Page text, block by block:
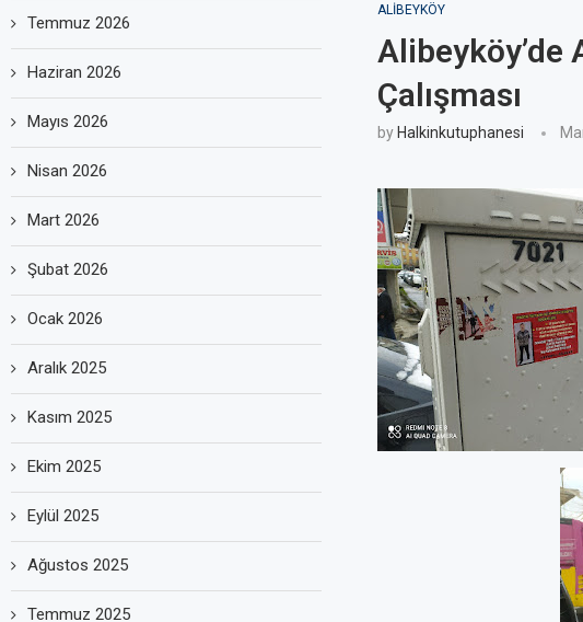
ALIBEYKÖY
Alibeyköy’de
Çalışması
byHalkinkutuphanesi
Temmuz 2026
Haziran 2026
Mayıs 2026
Nisan 2026
Mart 2026
Şubat 2026
Ocak 2026
Aralık 2025
Kasım 2025
Ekim 2025
Eylül 2025
Ağustos 2025
Temmuz 2025